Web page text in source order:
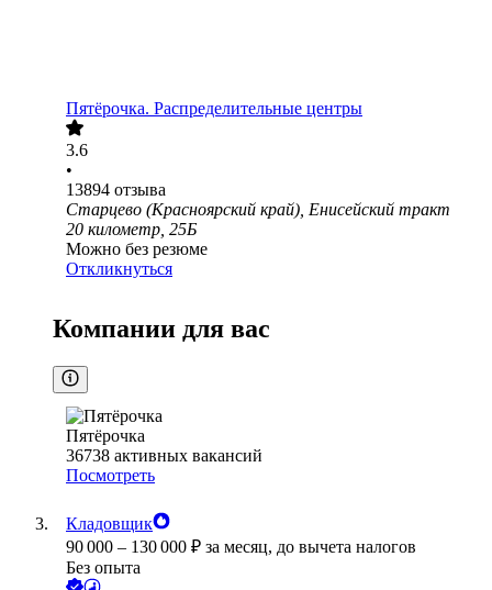
Пятёрочка. Распределительные центры
3.6
•
13894 отзыва
Старцево (Красноярский край), Енисейский тракт
20 километр, 25Б
Можно без резюме
Откликнуться
Компании для вас
Пятёрочка
36738 активных вакансий
Посмотреть
Кладовщик
90 000 – 130 000 ₽ за месяц, до вычета налогов
Без опыта